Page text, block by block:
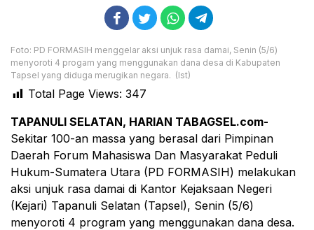
Foto: PD FORMASIH menggelar aksi unjuk rasa damai, Senin (5/6)
menyoroti 4 progam yang menggunakan dana desa di Kabupaten
Tapsel yang diduga merugikan negara. (Ist)
Total Page Views: 347
TAPANULI SELATAN, HARIAN TABAGSEL.com-
Sekitar 100-an massa yang berasal dari Pimpinan
Daerah Forum Mahasiswa Dan Masyarakat Peduli
Hukum-Sumatera Utara (PD FORMASIH) melakukan
aksi unjuk rasa damai di Kantor Kejaksaan Negeri
(Kejari) Tapanuli Selatan (Tapsel), Senin (5/6)
menyoroti 4 program yang menggunakan dana desa.